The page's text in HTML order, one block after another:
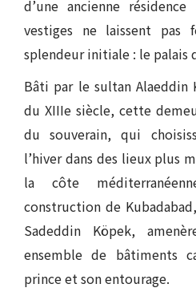
d’une ancienne
vestiges ne laissent pas
splendeur initiale : le palais
Bâti par le sultan Alaeddin
du XIIIe siècle, cette
du souverain, qui
l’hiver dans des lieux plus
la côte
construction de
Sadeddin Köpek,
ensemble de bâtiments
prince et son entourage.